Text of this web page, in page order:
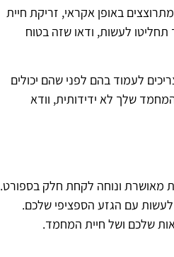
באופן אקראי, זריקת חיית
לעשות, ודאו שזה בטוח
לעמוד בהם לפני שהם יכולים
שלך לא ידידותית, וודא
מאושרת ונוחה לקחת חלק בספורט.
לעשות עם הגזע הספציפי שלכם.
שלכם ושל חיית המחמד.